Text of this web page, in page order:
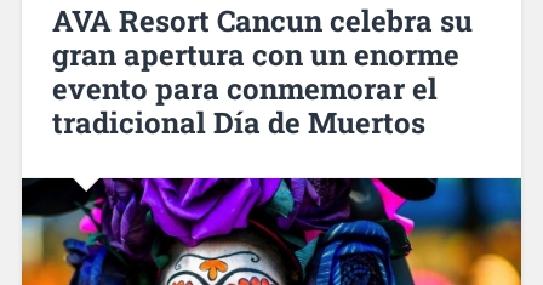
AVA Resort Cancun celebra su
gran apertura con un enorme
evento para conmemorar el
tradicional Día de Muertos